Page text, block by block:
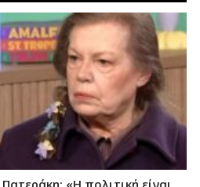
«Η πολιτική είναι